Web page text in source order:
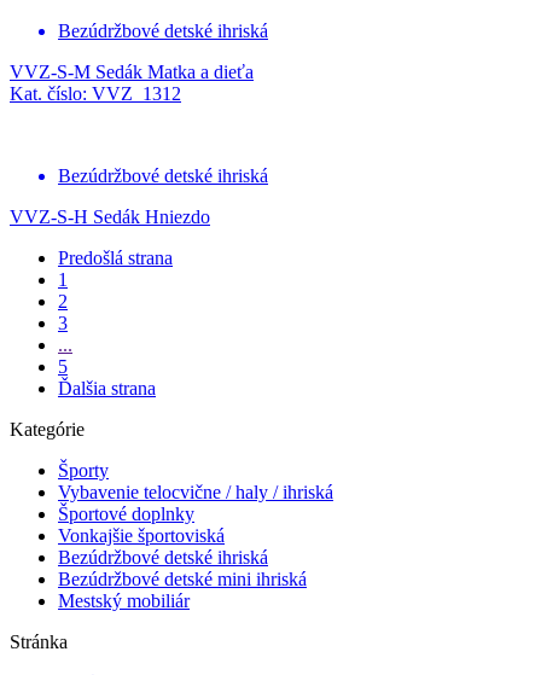
Bezúdržbové detské ihriská
VVZ-S-M Sedák Matka a dieťa
Kat. číslo: VVZ_1312
Bezúdržbové detské ihriská
VVZ-S-H Sedák Hniezdo
Predošlá strana
1
2
3
...
5
Ďalšia strana
Kategórie
Športy
Vybavenie telocvične / haly / ihriská
Športové doplnky
Vonkajšie športoviská
Bezúdržbové detské ihriská
Bezúdržbové detské mini ihriská
Mestský mobiliár
Stránka